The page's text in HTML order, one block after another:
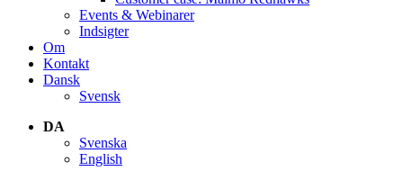
Events & Webinarer
Indsigter
Om
Kontakt
Dansk
Svensk
DA
Svenska
English